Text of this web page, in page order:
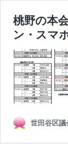
桃野の本
ン・スマ
世田谷区